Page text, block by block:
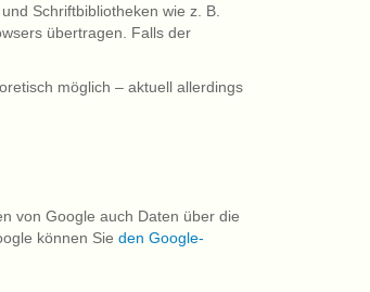
Schriftbibliotheken wie z. B.
übertragen. Falls der
möglich – aktuell allerdings
von Google auch Daten über die
können Sie den Google-